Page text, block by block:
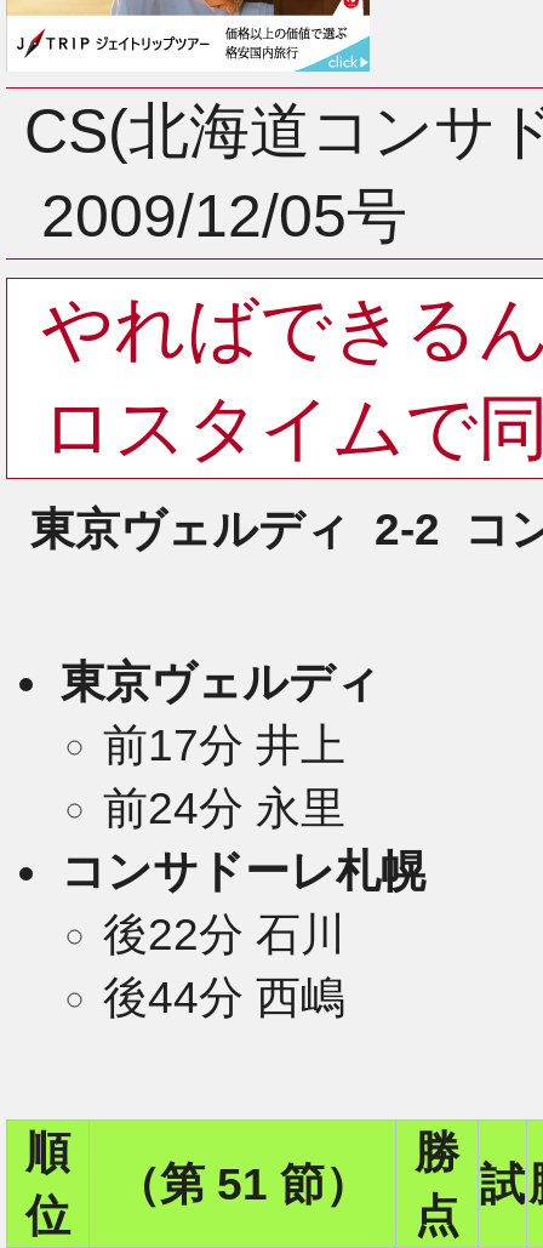
3月
2月
CS(北海道コンサ
2009/12/05号
やればできる
ロスタイムで
東京ヴェルディ 2-2 コ
東京ヴェルディ
前17分 井上
前24分 永里
コンサドーレ札幌
後22分 石川
後44分 西嶋
順
位
（第 51 節）
勝
点
試